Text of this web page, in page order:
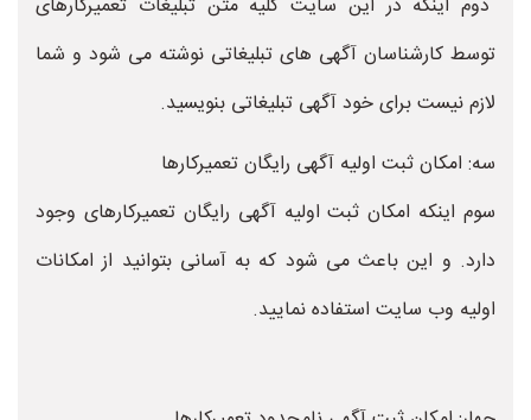
دوم اینکه در این سایت کلیه متن تبلیغات تعمیرکارهای
توسط کارشناسان آگهی های تبلیغاتی نوشته می شود و شما
لازم نیست برای خود آگهی تبلیغاتی بنویسید.
سه: امکان ثبت اولیه آگهی رایگان تعمیرکارها
سوم اینکه امکان ثبت اولیه آگهی رایگان تعمیرکارهای وجود
دارد. و این باعث می شود که به آسانی بتوانید از امکانات
اولیه وب سایت استفاده نمایید.